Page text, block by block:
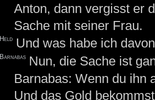
Anton, dann vergisst er
Sache mit seiner Frau.
Held Und was habe ich
Barnabas Nun, die Sache ist
Barnabas: Wenn du ihn
Und das Gold